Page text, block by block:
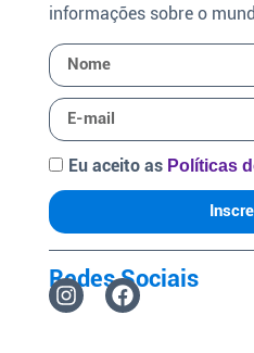
informações sobre o
Eu aceito as Políticas
Redes Sociais